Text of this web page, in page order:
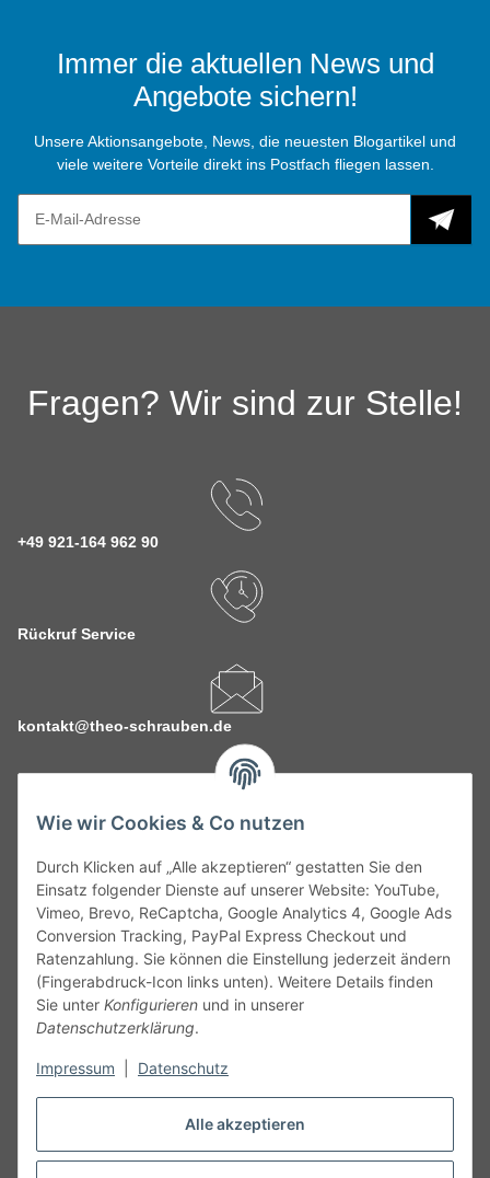
Alle akzeptieren
Wie wir Cookies & Co nutzen
Durch Klicken auf „Alle akzeptieren“ gestatten Sie den
Einsatz folgender Dienste auf unserer Website: YouTube,
Vimeo, Brevo, ReCaptcha, Google Analytics 4, Google Ads
Conversion Tracking, PayPal Express Checkout und
Ratenzahlung. Sie können die Einstellung jederzeit ändern
(Fingerabdruck-Icon links unten). Weitere Details finden
Sie unter Konfigurieren und in unserer
Datenschutzerklärung.
Impressum Datenschutz
Immer die aktuellen News und
Angebote sichern!
Unsere Aktionsangebote, News, die neuesten Blogartikel und
viele weitere Vorteile direkt ins Postfach fliegen lassen.
Fragen? Wir sind zur Stelle!
+49 921-164 962 90
Rückruf Service
kontakt@theo-schrauben.de
Service
Gesetzliche Informationen
Alle technischen Angaben ohne Gewähr. Irrtümer und fehlerhafte
Angaben vorbehalten. Wenn Sie Datenblätter oder spezielle
unseren Kundenservice. Abbildungen der Artikel können
Vertrag widerrufen